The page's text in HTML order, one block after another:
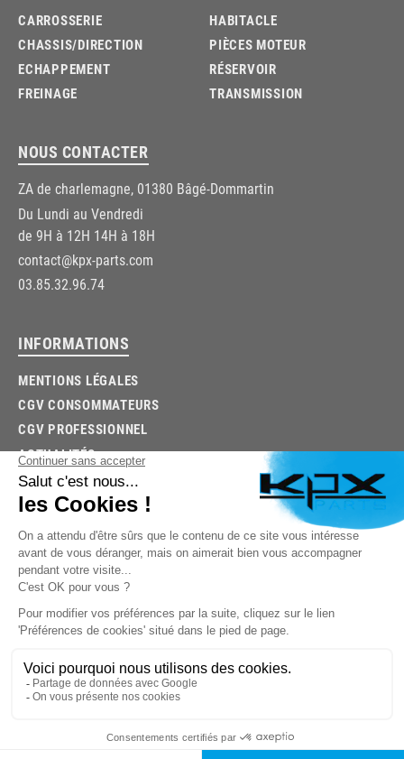
03.85.32.96.74
© 2026 -KPX PARTS- SITE CRÉÉ PARLET'S CLIC
CARROSSERIE
CHASSIS/DIRECTION
ECHAPPEMENT
FREINAGE
HABITACLE
PIÈCES MOTEUR
RÉSERVOIR
TRANSMISSION
NOUS CONTACTER
ZA de charlemagne, 01380 Bâgé-Dommartin
Du Lundi au Vendredi
de 9H à 12H 14H à 18H
contact@kpx-parts.com
03.85.32.96.74
INFORMATIONS
MENTIONS LÉGALES
CGV CONSOMMATEURS
CGV PROFESSIONNEL
ACTUALITÉS
TROUVEZ LA BONNE PIÈCE RAPIDEMENT